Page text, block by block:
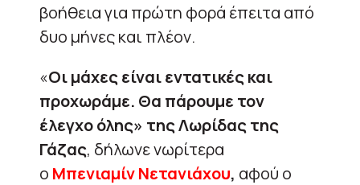
βοήθεια για πρώτη φορά έπειτα από
δυο μήνες και πλέον.
«Οι μάχες είναι εντατικές και
προχωράμε. Θα πάρουμε τον
έλεγχο όλης» της Λωρίδας της
Γάζας, δήλωνε νωρίτερα
ο Μπενιαμίν Νετανιάχου, αφού ο